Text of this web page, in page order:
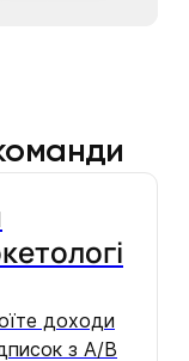
доходи
з A/B